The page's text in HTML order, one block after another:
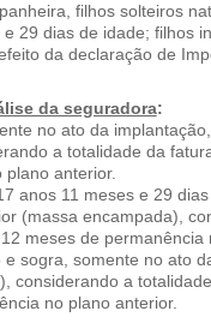
filhos solteiros
29 dias de idade; filhos
da declaração de
da seguradora:
no ato da
a totalidade da
anterior.
anos 11 meses e 29
(massa encampada),
meses de permanência
e sogra, somente no ato
considerando a
no plano anterior.